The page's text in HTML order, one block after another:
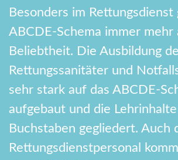
Besonders im Rettungsdienst
ABCDE-Schema immer mehr
Beliebtheit. Die Ausbildung
Rettungssanitäter und
sehr stark auf das ABCDE-
aufgebaut und die
Buchstaben gegliedert. Auch
Rettungsdienstpersonal